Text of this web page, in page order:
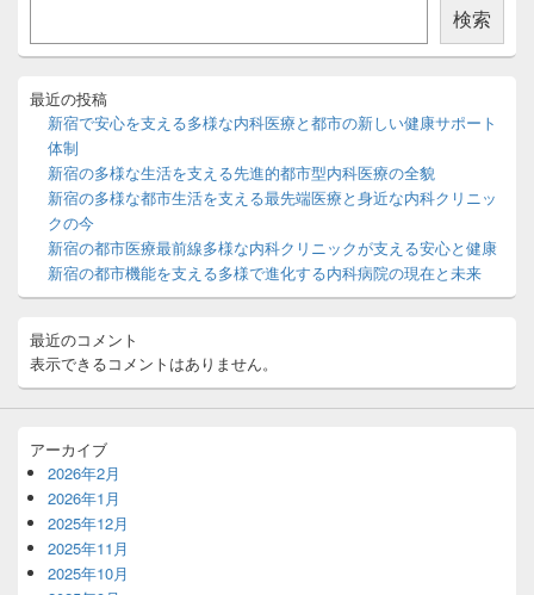
イ
バ
検索
最近の投稿
新宿で安心を支える多様な内科医療と都市の新しい健康サポート
体制
新宿の多様な生活を支える先進的都市型内科医療の全貌
新宿の多様な都市生活を支える最先端医療と身近な内科クリニッ
クの今
新宿の都市医療最前線多様な内科クリニックが支える安心と健康
新宿の都市機能を支える多様で進化する内科病院の現在と未来
最近のコメント
表示できるコメントはありません。
アーカイブ
2026年2月
2026年1月
2025年12月
2025年11月
2025年10月